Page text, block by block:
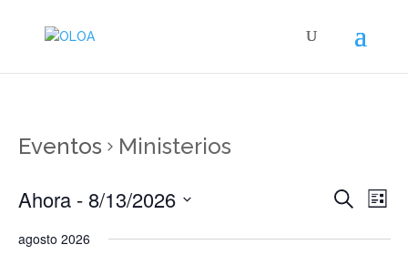
Eventos Ministerios
Buscar
de
Lista
Ahora - 8/13/2026
fecha.
agosto 2026